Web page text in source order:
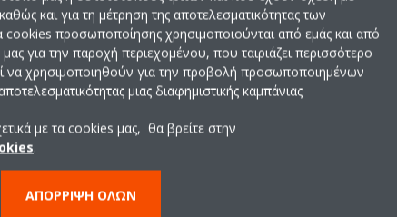
Αναγέννηση
μέσο ανακτάται στην Ευρώπη, δηλαδή
με όσα ορίζονται στον κανονισμό για το
Το ανακτημένο
την
ποιότητα
επομένως
και για τη μέτρηση της αποτελεσματικότητας των
cookies προσωποποίησης χρησιμοποιούνται από εμάς και από
μας για την παροχή περιεχομένου, που ταιριάζει περισσότερο
να χρησιμοποιηθούν για την προβολή προσωποποιημένων
μιας διαφημιστικής καμπάνιας
με τα cookies μας, θα βρείτε στην
.
ΑΠΌΡΡΙΨΗ ΌΛΩΝ